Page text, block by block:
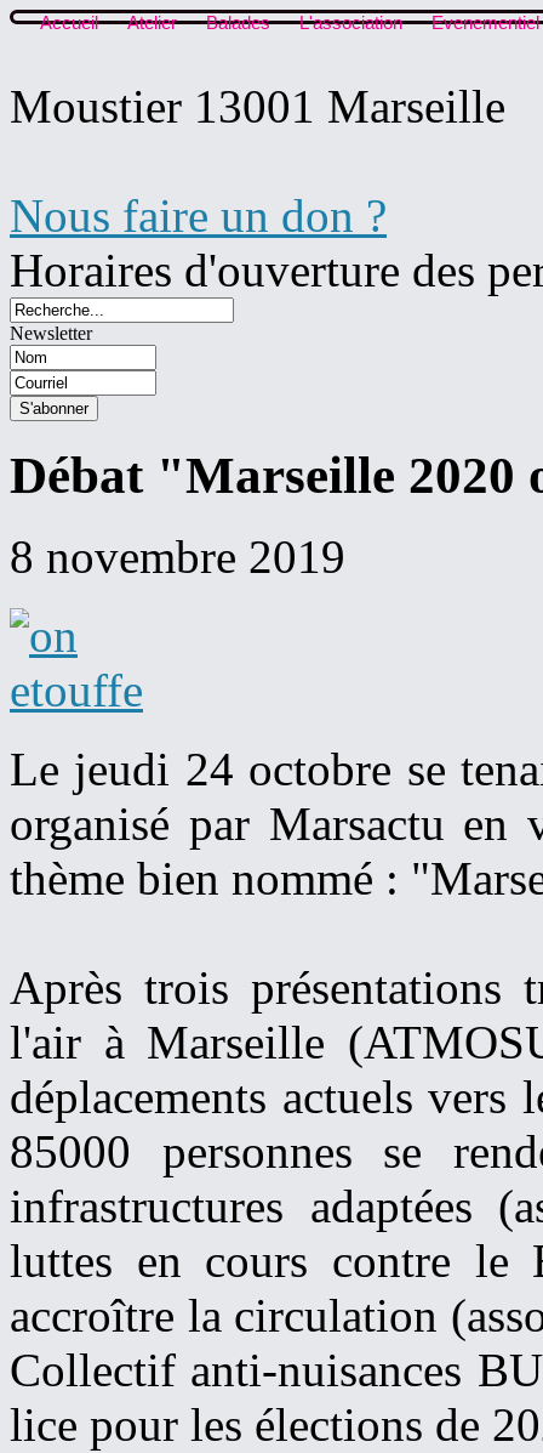
Accueil Atelier Balades L'association Evenementiel
Moustier 13001 Marseille
Nous faire un don ?
Horaires d'ouverture des
Newsletter
Débat "Marseille 2020
8 novembre 2019
Le jeudi 24 octobre se
organisé par Marsactu en
thème bien nommé :
Après trois
l'air à Marseille
déplacements actuels
85000 personnes se
infrastructures adaptées
luttes en cours contre le
accroître la circulation
Collectif anti-nuisances
lice pour les élections de